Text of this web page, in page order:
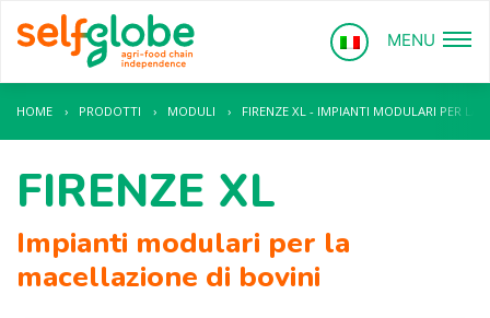
MENU
HOME › PRODOTTI › MODULI › FIRENZE XL - IMPIANTI MODULARI PER LA
FIRENZE XL
Impianti modulari per la
macellazione di bovini